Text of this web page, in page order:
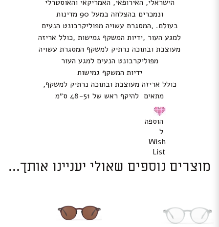
הישראלי, האירופאי, האמריקאי והאוסטרלי
ונמכרים בהצלחה במעל 90 מדינות
בעולם. ,המסגרת עשויה מפוליקרבונט הנעים
למגע העור ,ידיות המשקף גמישות ,כולל אריזה
מעוצבת ובתוכה נרתיק למשקף המסגרת עשויה
מפוליקרבונט הנעים למגע העור
ידיות המשקף גמישות
כולל אריזה מעוצבת ובתוכה נרתיק למשקף,
מתאים להיקף ראש של 48-51 ס״מ
הוספה
ל
Wish
List
מוצרים נוספים שאולי יעניינו אותך...